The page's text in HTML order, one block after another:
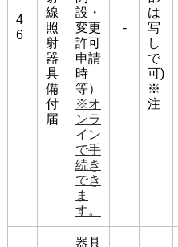
4
6
線
照
射
器
具
備
付
届
設・
変更
許可
申請
時
等）
※オ
ンラ
イン
で手
続き
でき
ま
す。
-
は
写
し
で
可)
※
注
器具